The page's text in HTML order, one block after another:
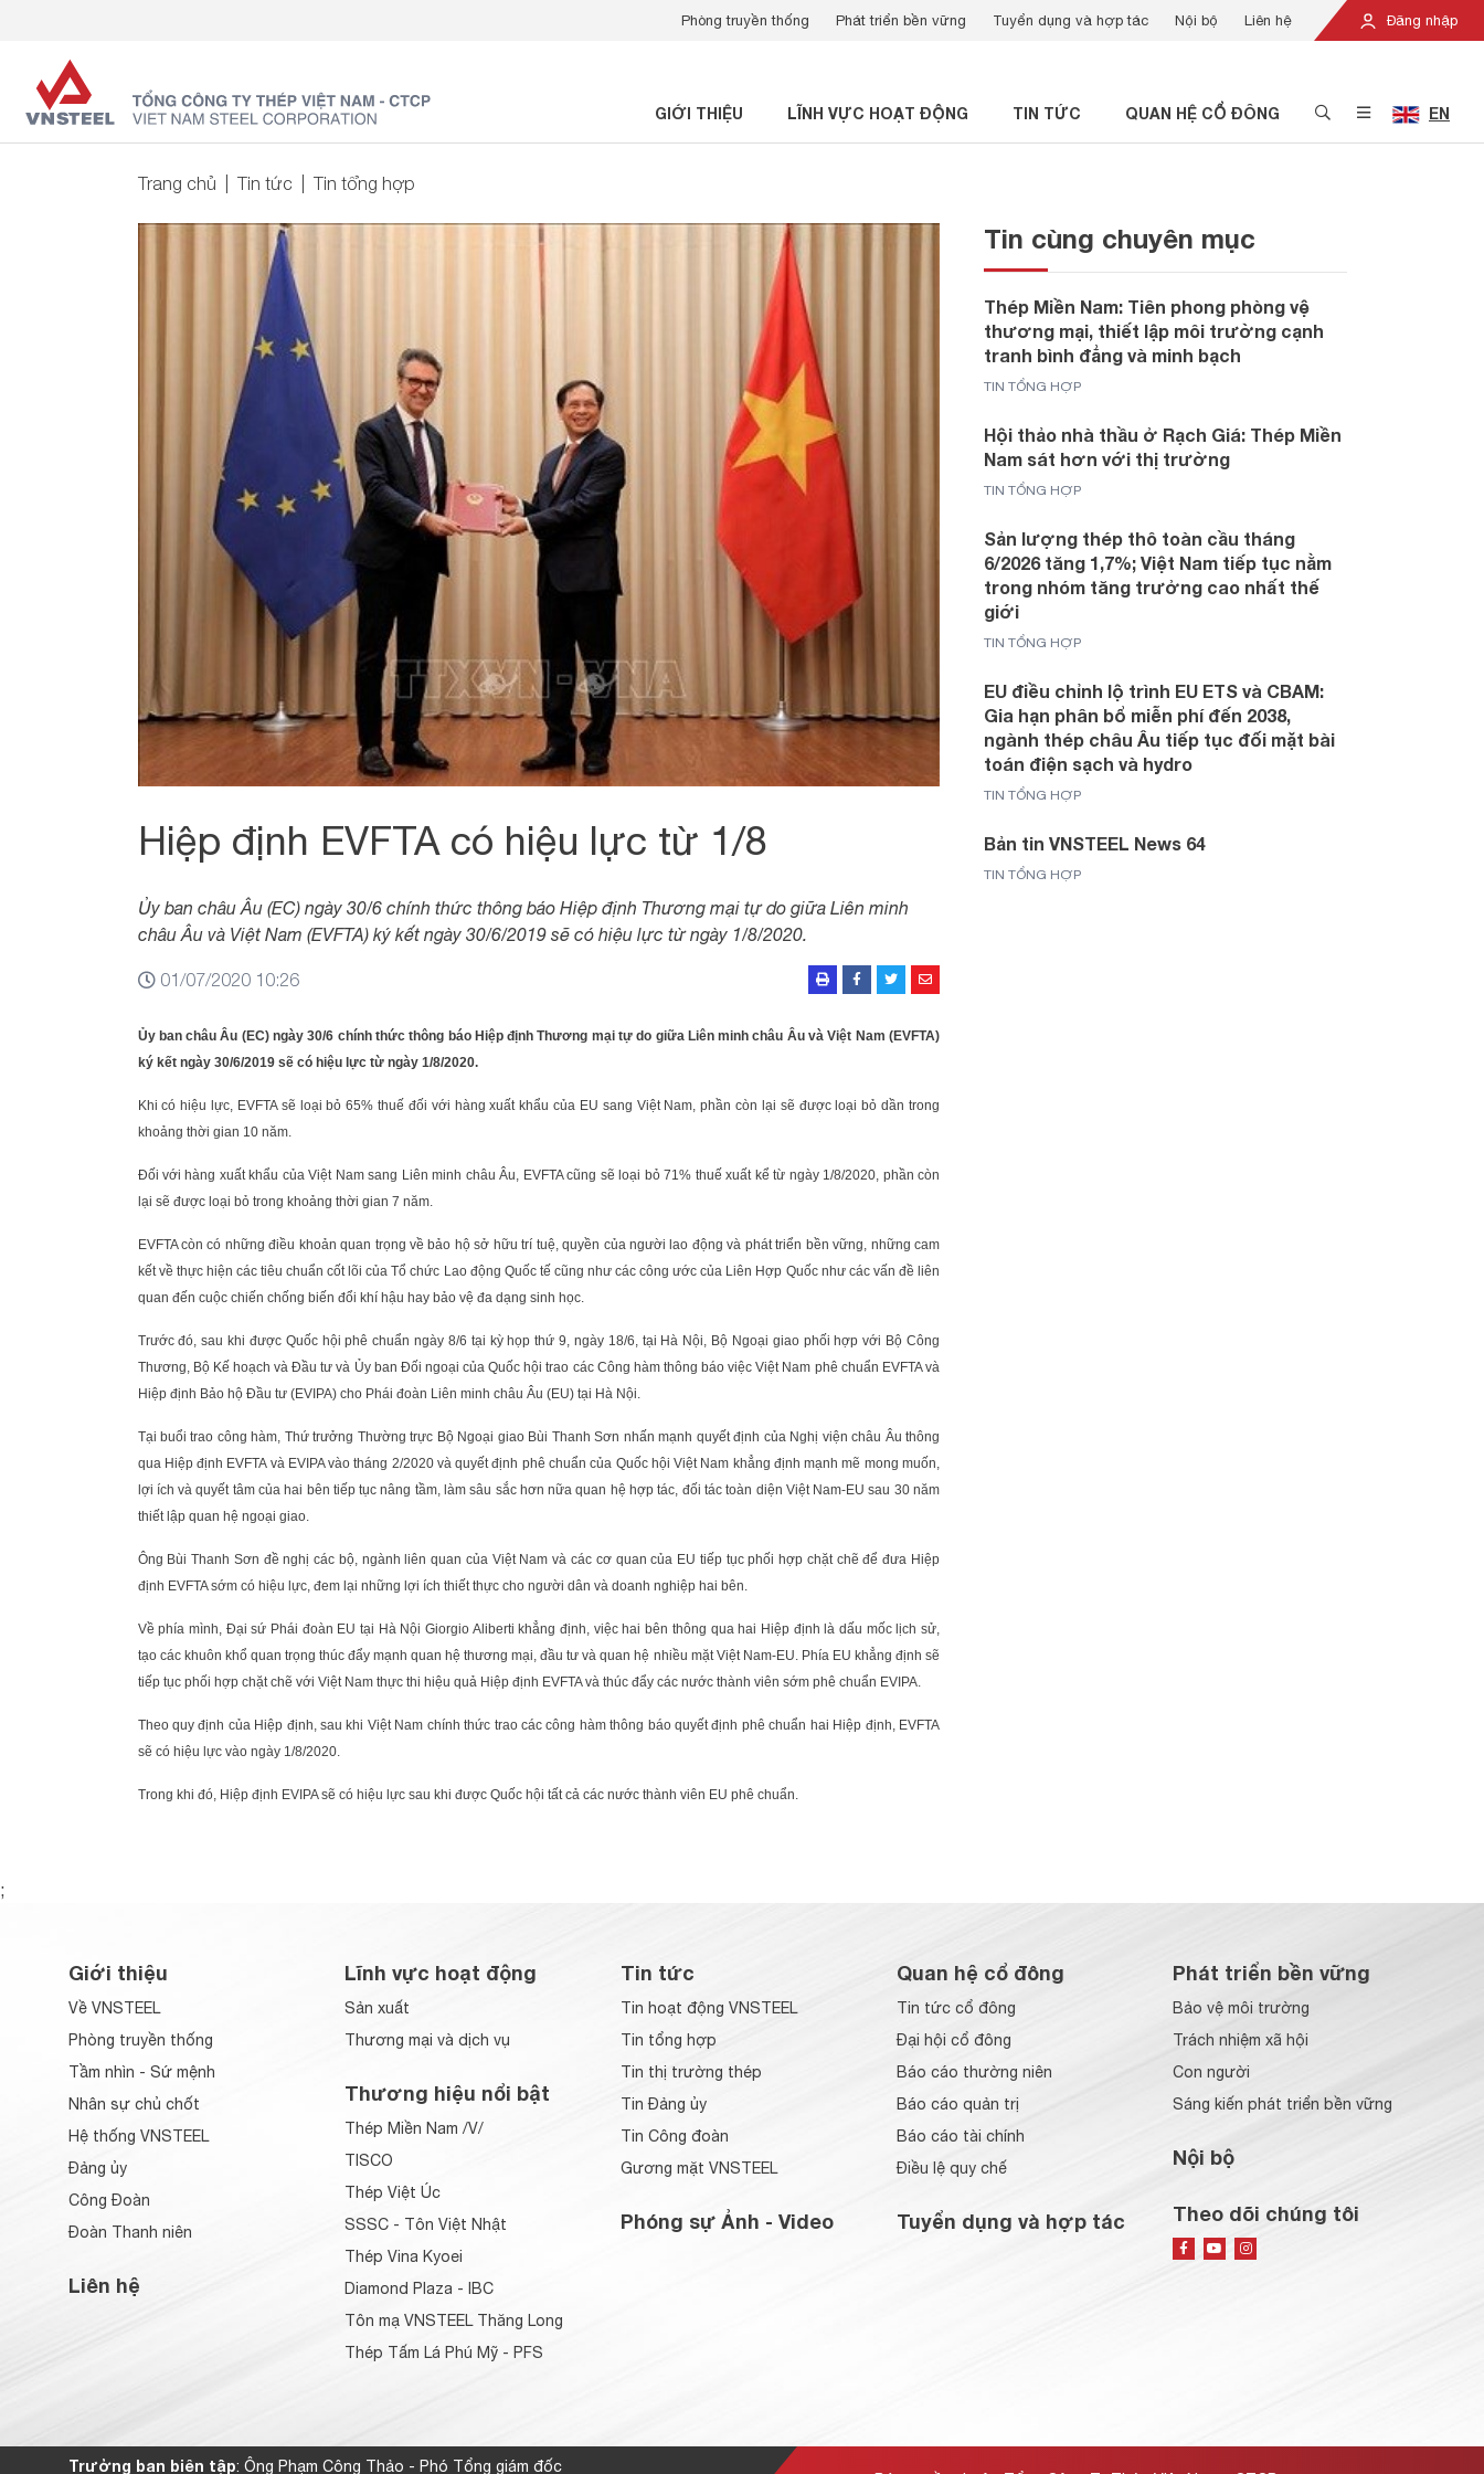
Đăng nhập
Phòng truyền thống Phát triển bền vững Tuyển dụng và hợp tác Nội bộ Liên hệ
GIỚI THIỆU LĨNH VỰC HOẠT ĐỘNG TIN TỨC QUAN HỆ CỔ ĐÔNG EN
Trang chủ Tin tức Tin tổng hợp
Hiệp định EVFTA có hiệu lực từ 1/8
Ủy ban châu Âu (EC) ngày 30/6 chính thức thông báo Hiệp định Thương mại tự do giữa Liên minh
châu Âu và Việt Nam (EVFTA) ký kết ngày 30/6/2019 sẽ có hiệu lực từ ngày 1/8/2020.
01/07/2020 10:26
Ủy ban châu Âu (EC) ngày 30/6 chính thức thông báo Hiệp định Thương mại tự do giữa Liên minh châu Âu và Việt Nam (EVFTA)
ký kết ngày 30/6/2019 sẽ có hiệu lực từ ngày 1/8/2020.
Khi có hiệu lực, EVFTA sẽ loại bỏ 65% thuế đối với hàng xuất khẩu của EU sang Việt Nam, phần còn lại sẽ được loại bỏ dần trong
khoảng thời gian 10 năm.
Đối với hàng xuất khẩu của Việt Nam sang Liên minh châu Âu, EVFTA cũng sẽ loại bỏ 71% thuế xuất kể từ ngày 1/8/2020, phần còn
lại sẽ được loại bỏ trong khoảng thời gian 7 năm.
EVFTA còn có những điều khoản quan trọng về bảo hộ sở hữu trí tuệ, quyền của người lao động và phát triển bền vững, những cam
kết về thực hiện các tiêu chuẩn cốt lõi của Tổ chức Lao động Quốc tế cũng như các công ước của Liên Hợp Quốc như các vấn đề liên
quan đến cuộc chiến chống biến đổi khí hậu hay bảo vệ đa dạng sinh học.
Trước đó, sau khi được Quốc hội phê chuẩn ngày 8/6 tại kỳ họp thứ 9, ngày 18/6, tại Hà Nội, Bộ Ngoại giao phối hợp với Bộ Công
Thương, Bộ Kế hoạch và Đầu tư và Ủy ban Đối ngoại của Quốc hội trao các Công hàm thông báo việc Việt Nam phê chuẩn EVFTA và
Hiệp định Bảo hộ Đầu tư (EVIPA) cho Phái đoàn Liên minh châu Âu (EU) tại Hà Nội.
Tại buổi trao công hàm, Thứ trưởng Thường trực Bộ Ngoại giao Bùi Thanh Sơn nhấn mạnh quyết định của Nghị viện châu Âu thông
qua Hiệp định EVFTA và EVIPA vào tháng 2/2020 và quyết định phê chuẩn của Quốc hội Việt Nam khẳng định mạnh mẽ mong muốn,
lợi ích và quyết tâm của hai bên tiếp tục nâng tầm, làm sâu sắc hơn nữa quan hệ hợp tác, đối tác toàn diện Việt Nam-EU sau 30 năm
thiết lập quan hệ ngoại giao.
Ông Bùi Thanh Sơn đề nghị các bộ, ngành liên quan của Việt Nam và các cơ quan của EU tiếp tục phối hợp chặt chẽ để đưa Hiệp
định EVFTA sớm có hiệu lực, đem lại những lợi ích thiết thực cho người dân và doanh nghiệp hai bên.
Về phía mình, Đại sứ Phái đoàn EU tại Hà Nội Giorgio Aliberti khẳng định, việc hai bên thông qua hai Hiệp định là dấu mốc lịch sử,
tạo các khuôn khổ quan trọng thúc đẩy mạnh quan hệ thương mại, đầu tư và quan hệ nhiều mặt Việt Nam-EU. Phía EU khẳng định sẽ
tiếp tục phối hợp chặt chẽ với Việt Nam thực thi hiệu quả Hiệp định EVFTA và thúc đẩy các nước thành viên sớm phê chuẩn EVIPA.
Theo quy định của Hiệp định, sau khi Việt Nam chính thức trao các công hàm thông báo quyết định phê chuẩn hai Hiệp định, EVFTA
sẽ có hiệu lực vào ngày 1/8/2020.
Trong khi đó, Hiệp định EVIPA sẽ có hiệu lực sau khi được Quốc hội tất cả các nước thành viên EU phê chuẩn.
Tin cùng chuyên mục
Thép Miền Nam: Tiên phong phòng vệ
thương mại, thiết lập môi trường cạnh
tranh bình đẳng và minh bạch
TIN TỔNG HỢP
Hội thảo nhà thầu ở Rạch Giá: Thép Miền
Nam sát hơn với thị trường
TIN TỔNG HỢP
Sản lượng thép thô toàn cầu tháng
6/2026 tăng 1,7%; Việt Nam tiếp tục nằm
trong nhóm tăng trưởng cao nhất thế
giới
TIN TỔNG HỢP
EU điều chỉnh lộ trình EU ETS và CBAM:
Gia hạn phân bổ miễn phí đến 2038,
ngành thép châu Âu tiếp tục đối mặt bài
toán điện sạch và hydro
TIN TỔNG HỢP
Bản tin VNSTEEL News 64
TIN TỔNG HỢP
;
Giới thiệu
Về VNSTEEL
Phòng truyền thống
Tầm nhìn - Sứ mệnh
Nhân sự chủ chốt
Hệ thống VNSTEEL
Đảng ủy
Công Đoàn
Đoàn Thanh niên
Liên hệ
Lĩnh vực hoạt động
Sản xuất
Thương mại và dịch vụ
Thương hiệu nổi bật
Thép Miền Nam /V/
TISCO
Thép Việt Úc
SSSC - Tôn Việt Nhật
Thép Vina Kyoei
Diamond Plaza - IBC
Tôn mạ VNSTEEL Thăng Long
Thép Tấm Lá Phú Mỹ - PFS
Tin tức
Tin hoạt động VNSTEEL
Tin tổng hợp
Tin thị trường thép
Tin Đảng ủy
Tin Công đoàn
Gương mặt VNSTEEL
Phóng sự Ảnh - Video
Quan hệ cổ đông
Tin tức cổ đông
Đại hội cổ đông
Báo cáo thường niên
Báo cáo quản trị
Báo cáo tài chính
Điều lệ quy chế
Tuyển dụng và hợp tác
Phát triển bền vững
Bảo vệ môi trường
Trách nhiệm xã hội
Con người
Sáng kiến phát triển bền vững
Nội bộ
Theo dõi chúng tôi
Trưởng ban biên tập: Ông Phạm Công Thảo - Phó Tổng giám đốc